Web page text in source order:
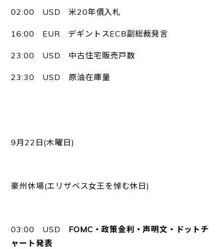
02:00 USD 米20年債入札
16:00 EUR デギントスECB副総裁発言
23:00 USD 中古住宅販売戸数
23:30 USD 原油在庫量
9月22日(木曜日)
豪州休場(エリザベス女王を悼む休日)
03:00 USD FOMC・政策金利・声明文・ドットチ
ャート発表